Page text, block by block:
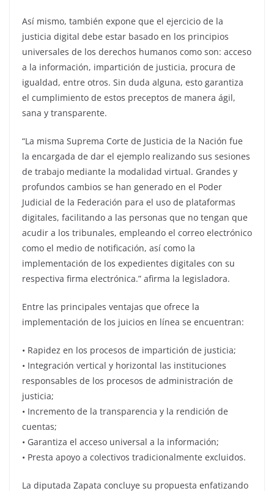
Así mismo, también expone que el ejercicio de la
justicia digital debe estar basado en los principios
universales de los derechos humanos como son: acceso
a la información, impartición de justicia, procura de
igualdad, entre otros. Sin duda alguna, esto garantiza
el cumplimiento de estos preceptos de manera ágil,
sana y transparente.
“La misma Suprema Corte de Justicia de la Nación fue
la encargada de dar el ejemplo realizando sus sesiones
de trabajo mediante la modalidad virtual. Grandes y
profundos cambios se han generado en el Poder
Judicial de la Federación para el uso de plataformas
digitales, facilitando a las personas que no tengan que
acudir a los tribunales, empleando el correo electrónico
como el medio de notificación, así como la
implementación de los expedientes digitales con su
respectiva firma electrónica.” afirma la legisladora.
Entre las principales ventajas que ofrece la
implementación de los juicios en línea se encuentran:
• Rapidez en los procesos de impartición de justicia;
• Integración vertical y horizontal las instituciones
responsables de los procesos de administración de
justicia;
• Incremento de la transparencia y la rendición de
cuentas;
• Garantiza el acceso universal a la información;
• Presta apoyo a colectivos tradicionalmente excluidos.
La diputada Zapata concluye su propuesta enfatizando